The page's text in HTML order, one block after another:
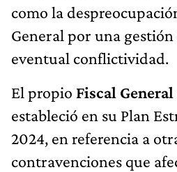
como la
General por una
eventual conflictividad.
El propio Fiscal
estableció en su Plan
2024, en referencia a
contravenciones que